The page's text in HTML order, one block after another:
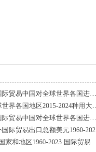
世界各国进口出口加权平均关税AHS税率1992-2020
2024种用大豆青豆黄豆黑豆进出口国际贸易
世界各国进口出口加权平均关税AHS税率1992-2020
易出口总额美元1960-202501月度数据
前LCU）、GDP、总人口、土地面积含原始数据、插值填补、回归填补页签